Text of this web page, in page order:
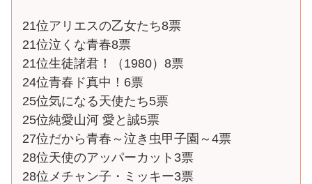
21位アリエスの乙女たち8票
21位泣くな青春8票
21位生徒諸君！（1980）8票
24位青春ド真中！6票
25位気になる天使たち5票
25位純愛山河 愛と誠5票
27位だから青春～泣き虫甲子園～4票
28位天使のアッパーカット3票
28位メチャン子・ミッキー3票